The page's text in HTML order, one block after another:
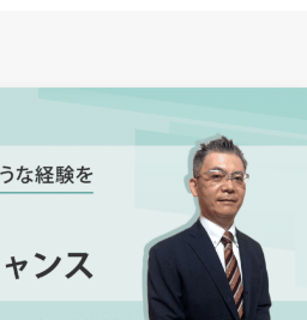
す） す） す）